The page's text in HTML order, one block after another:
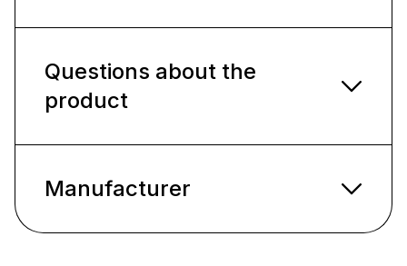
Questions about the
product
Manufacturer